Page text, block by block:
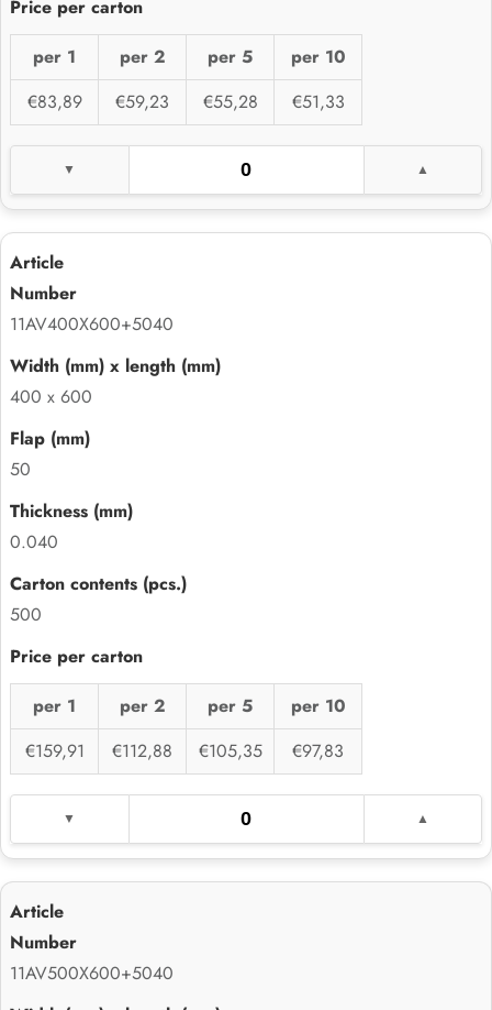
per 1 per 2 per 5
per 10
€83,89
€59,23 €55,28 €51,33
11AV400X600+5040
400 x 600
50
0.040
500
per 1 per 2 per 5
per 10
€159,91
€112,88 €105,35 €97,83
11AV500X600+5040